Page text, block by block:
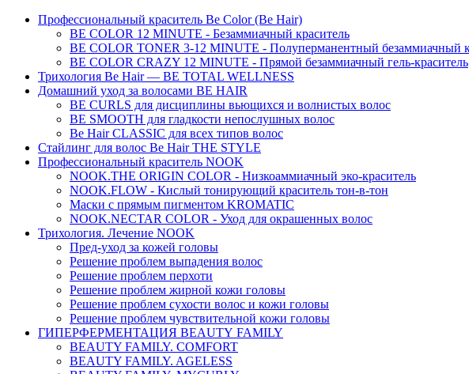
Профессиональный краситель Be Color (Be Hair)
BE COLOR 12 MINUTE - Безаммиачный краситель
BE COLOR TONER 3-12 MINUTE - Полуперманентный безаммиачный
BE COLOR CRAZY 12 MINUTE - Прямой безаммиачный гель-краситель
Трихология Be Hair — BE TOTAL WELLNESS
Домашний уход за волосами BE HAIR
BE CURLS для дисциплины вьющихся и волнистых волос
BE SMOOTH для гладкости непослушных волос
Be Hair CLASSIC для всех типов волос
Стайлинг для волос Be Hair THE STYLE
Профессиональный краситель NOOK
NOOK.THE ORIGIN COLOR - Низкоаммиачный эко-краситель
NOOK.FLOW - Кислый тонирующий краситель тон-в-тон
Маски с прямым пигментом KROMATIC
NOOK.NECTAR COLOR - Уход для окрашенных волос
Трихология. Лечение NOOK
Пред-уход за кожей головы
Решение проблем выпадения волос
Решение проблем перхоти
Решение проблем жирной кожи головы
Решение проблем сухости волос и кожи головы
Решение проблем чувствительной кожи головы
ГИПЕРФЕРМЕНТАЦИЯ BEAUTY FAMILY
BEAUTY FAMILY. COMFORT
BEAUTY FAMILY. AGELESS